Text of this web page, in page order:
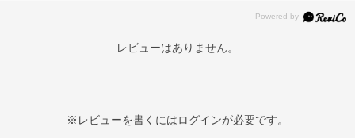
レビューはありません。
※レビューを書くにはログインが必要です。